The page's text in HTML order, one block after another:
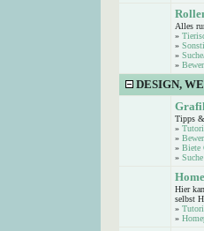
Alles
»
»
»
»
DESIGN,
Tipps
»
»
» Biete
»
Hier
selbst
»
»